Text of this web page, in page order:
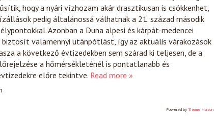
hogy a nyári vízhozam akár drasztikusan is csökkenhet,
pedig általánossá válhatnak a 21. század második
Azonban a Duna alpesi és kárpát-medencei
valamennyi utánpótlást, így az aktuális várakozások
a következő évtizedekben sem szárad ki teljesen, de a
a hőmérsékleténél is pontatlanabb és
előre tekintve. Read more »
Powered by Theme Mason